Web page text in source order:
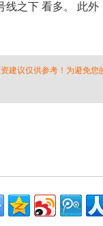
之下 看多。 此
建议仅供参考！为避免